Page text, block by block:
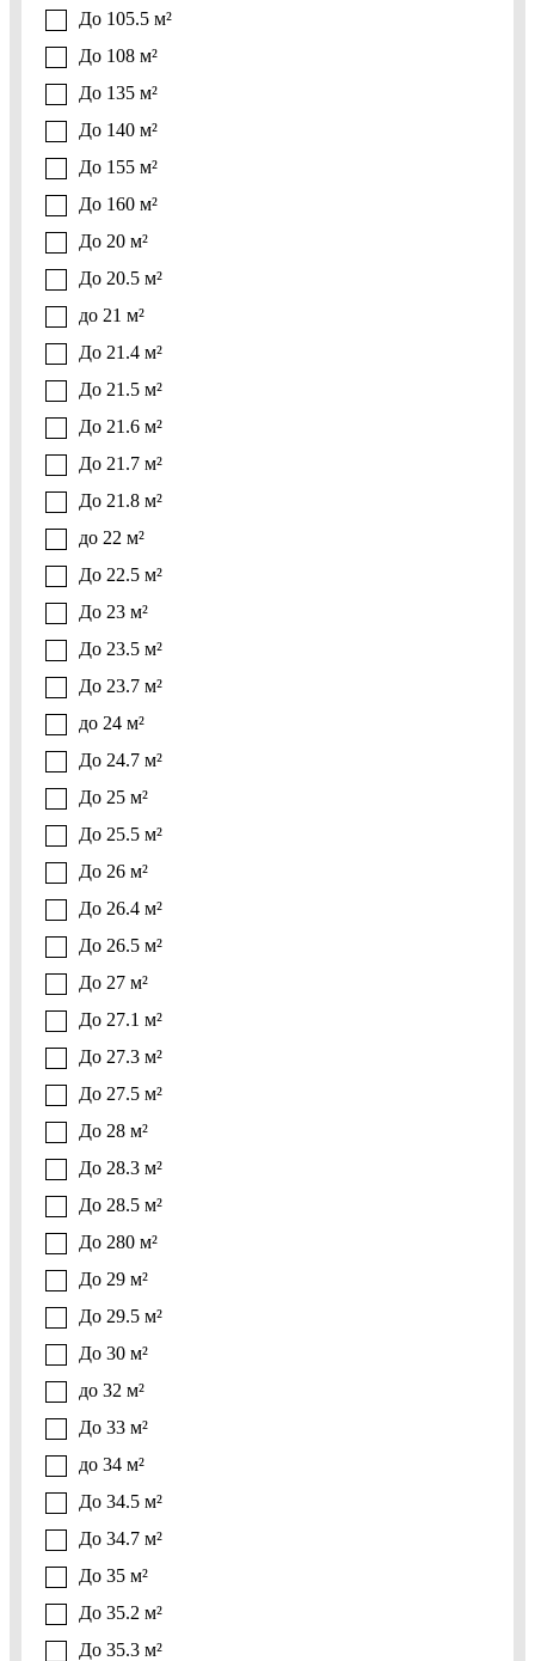
До 105.5 м²
До 108 м²
До 135 м²
До 140 м²
До 155 м²
До 160 м²
До 20 м²
До 20.5 м²
до 21 м²
До 21.4 м²
До 21.5 м²
До 21.6 м²
До 21.7 м²
До 21.8 м²
до 22 м²
До 22.5 м²
До 23 м²
До 23.5 м²
До 23.7 м²
до 24 м²
До 24.7 м²
До 25 м²
До 25.5 м²
До 26 м²
До 26.4 м²
До 26.5 м²
До 27 м²
До 27.1 м²
До 27.3 м²
До 27.5 м²
До 28 м²
До 28.3 м²
До 28.5 м²
До 280 м²
До 29 м²
До 29.5 м²
До 30 м²
до 32 м²
До 33 м²
до 34 м²
До 34.5 м²
До 34.7 м²
До 35 м²
До 35.2 м²
До 35.3 м²